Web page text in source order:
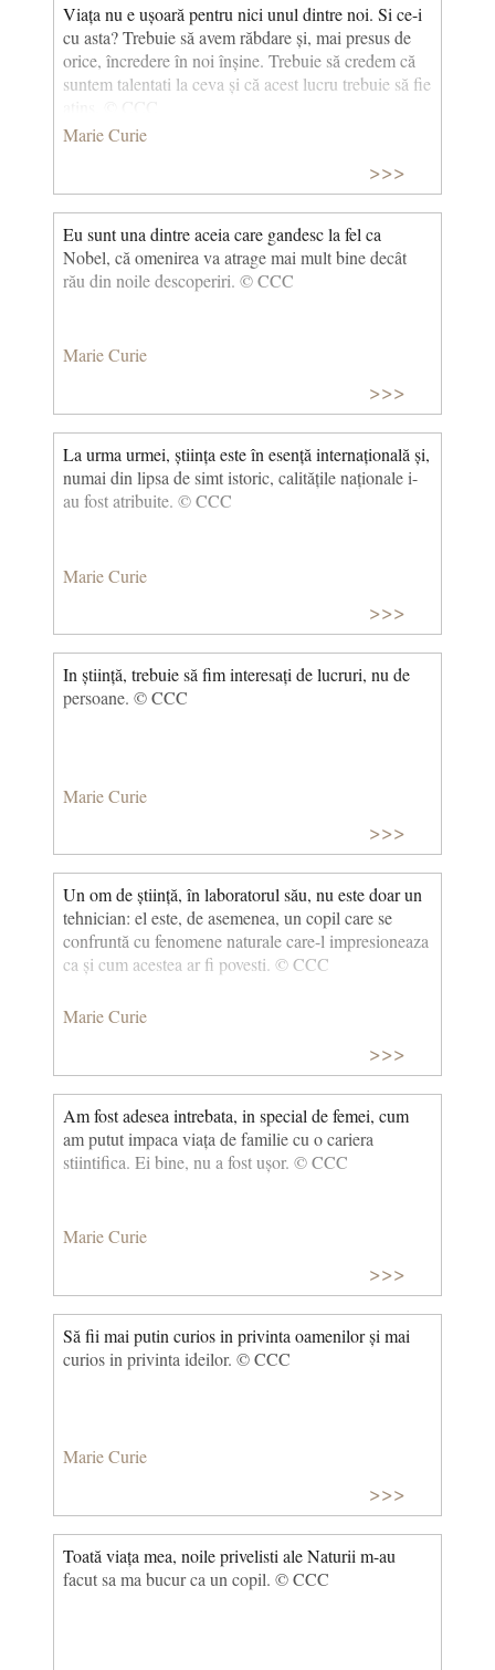
Viața nu e ușoară pentru nici unul dintre noi. Si ce-i
cu asta? Trebuie să avem răbdare și, mai presus de
orice, încredere în noi înșine. Trebuie să credem că
suntem talentati la ceva și că acest lucru trebuie să fie
Marie Curie
>>>
Eu sunt una dintre aceia care gandesc la fel ca
Nobel, că omenirea va atrage mai mult bine decât
rău din noile descoperiri. © CCC
Marie Curie
>>>
La urma urmei, știința este în esență internațională și,
numai din lipsa de simt istoric, calitățile naționale i-
au fost atribuite. © CCC
Marie Curie
>>>
In știință, trebuie să fim interesați de lucruri, nu de
persoane. © CCC
Marie Curie
>>>
Un om de știință, în laboratorul său, nu este doar un
tehnician: el este, de asemenea, un copil care se
confruntă cu fenomene naturale care-l impresioneaza
ca și cum acestea ar fi povesti. © CCC
Marie Curie
>>>
Am fost adesea intrebata, in special de femei, cum
am putut impaca viața de familie cu o cariera
stiintifica. Ei bine, nu a fost ușor. © CCC
Marie Curie
>>>
Să fii mai putin curios in privinta oamenilor și mai
curios in privinta ideilor. © CCC
Marie Curie
>>>
Toată viața mea, noile privelisti ale Naturii m-au
facut sa ma bucur ca un copil. © CCC